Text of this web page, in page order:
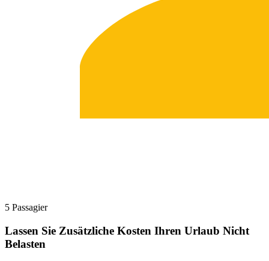
5 Passagier
Lassen Sie Zusätzliche Kosten Ihren Urlaub Nicht
Belasten